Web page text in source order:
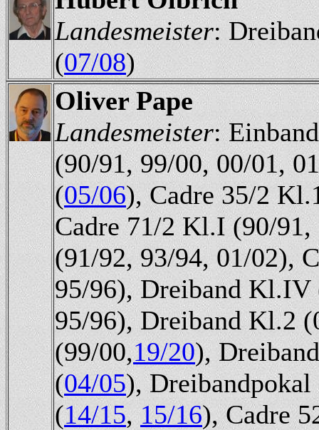
Landesmeister:
(07/08)
Oliver Pape
Landesmeister:
(90/91, 99/00, 00/01,
(05/06), Cadre 35/2
Cadre 71/2 Kl.I (90/
(91/92, 93/94, 01/02),
95/96), Dreiband Kl.IV
95/96), Dreiband Kl.2
(99/00,19/20),
(04/05), Dreibandpokal
(14/15,15/16), Cadre